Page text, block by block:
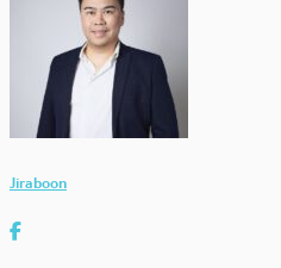
Jiraboon